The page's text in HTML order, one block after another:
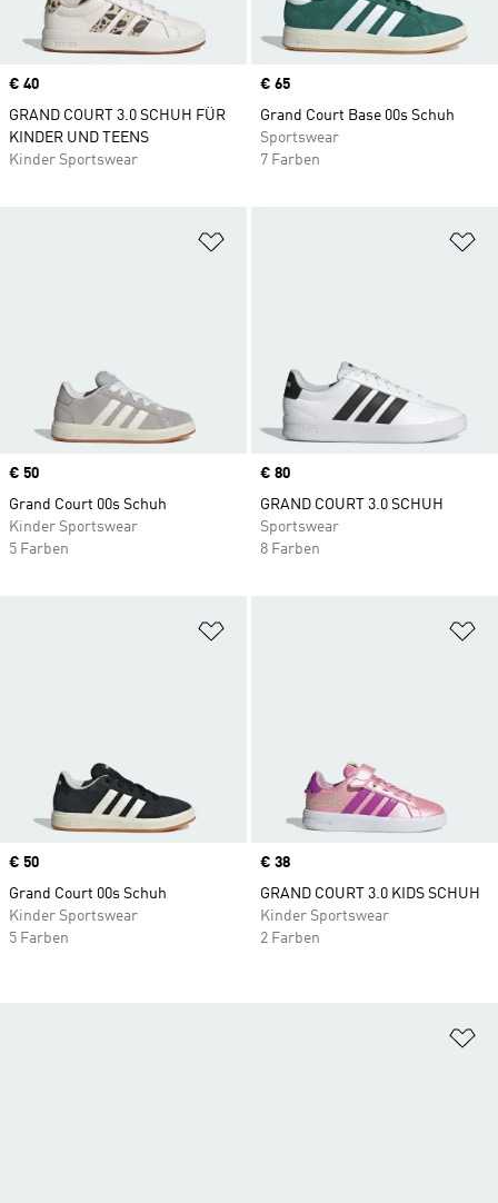
Price
€ 40
GRAND COURT 3.0 SCHUH FÜR
KINDER UND TEENS
Kinder Sportswear
Price
€ 65
Grand Court Base 00s Schuh
Sportswear
7 Farben
Price
€ 50
Grand Court 00s Schuh
Kinder Sportswear
5 Farben
Price
€ 80
GRAND COURT 3.0 SCHUH
Sportswear
8 Farben
Price
€ 50
Grand Court 00s Schuh
Kinder Sportswear
5 Farben
Price
€ 38
GRAND COURT 3.0 KIDS SCHUH
Kinder Sportswear
2 Farben